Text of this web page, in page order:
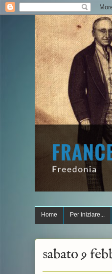
Home Per iniziare...
sabato 9